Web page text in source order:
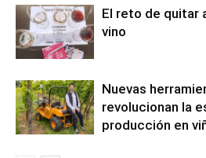
El reto de quitar
vino
Nuevas
revolucionan la
producción en